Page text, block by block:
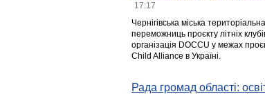
17:17
Чернігівська міська
переможниць проєкту літніх
організація DOCCU у межах
Child Alliance в Україні.
Рада громад області: